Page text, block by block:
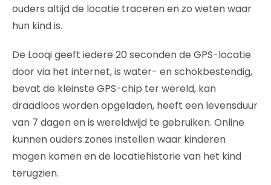
ouders altijd de locatie traceren en zo weten waar
hun kind is.
De Looqi geeft iedere 20 seconden de GPS-locatie
door via het internet, is water- en schokbestendig,
bevat de kleinste GPS-chip ter wereld, kan
draadloos worden opgeladen, heeft een levensduur
van 7 dagen en is wereldwijd te gebruiken. Online
kunnen ouders zones instellen waar kinderen
mogen komen en de locatiehistorie van het kind
terugzien.